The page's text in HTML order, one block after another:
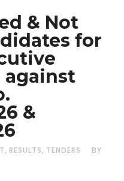
& Not
for
against
&
, RESULTS, TENDERS
BY